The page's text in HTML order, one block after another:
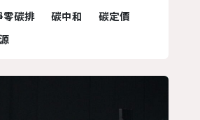
會議期間，TWYCC夥
年公眾溝通與參與線上直
零碳排 碳中和
碳定價